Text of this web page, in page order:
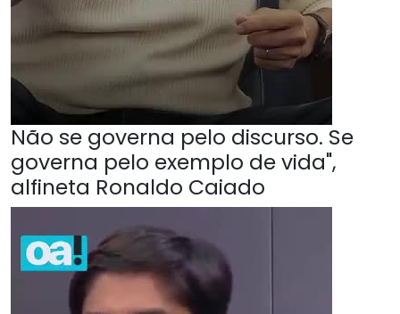
Não se governa pelo discurso. Se
governa pelo exemplo de vida",
alfineta Ronaldo Caiado